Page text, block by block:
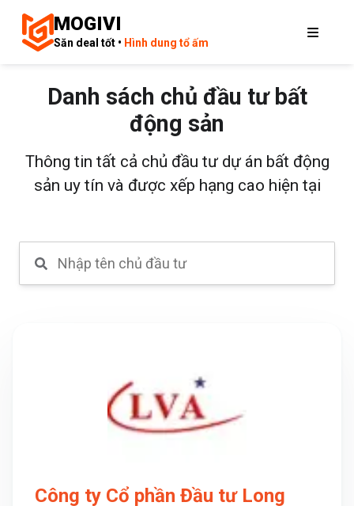
MOGIVI
Săn deal tốt • Hình dung tổ ấm
Danh sách chủ đầu tư bất
động sản
Thông tin tất cả chủ đầu tư dự án bất động
sản uy tín và được xếp hạng cao hiện tại
Công ty Cổ phần Đầu tư Long